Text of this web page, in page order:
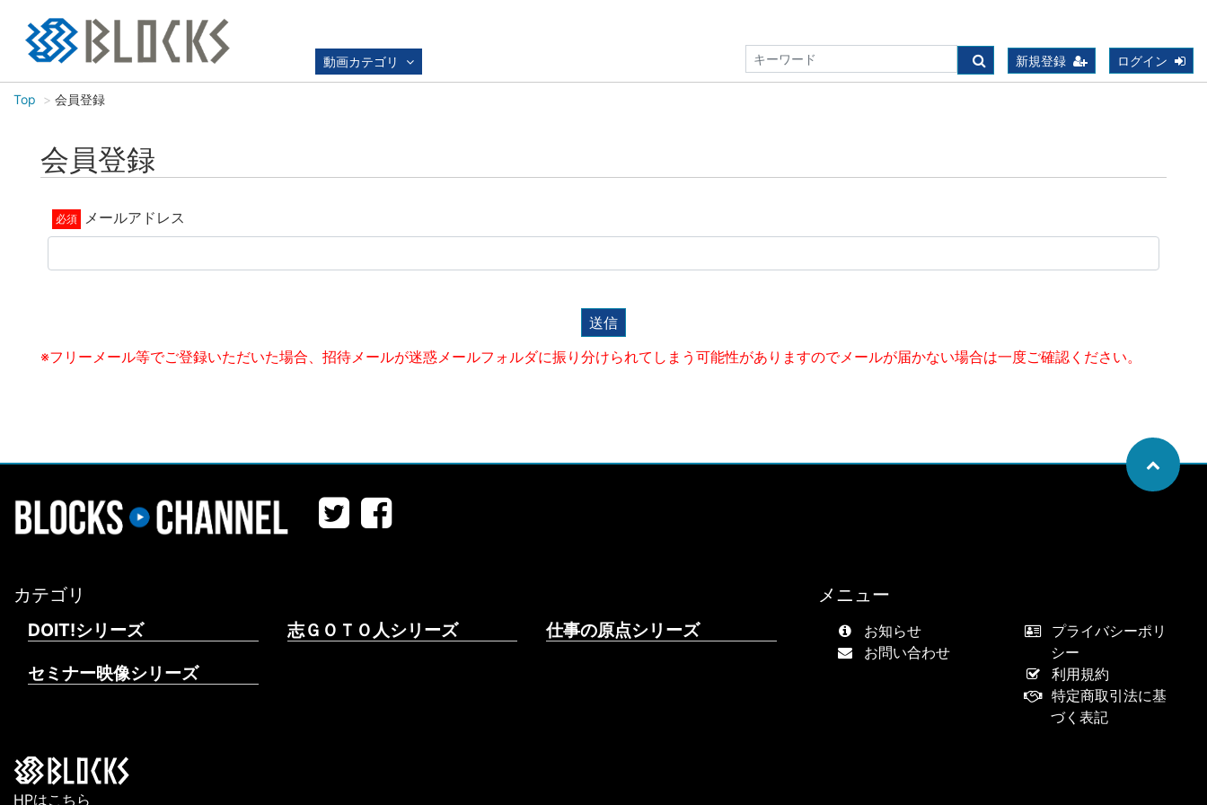
動画カテゴリ 新規登録 ログイン
Top 会員登録
会員登録
メールアドレス
送信
※フリーメール等でご登録いただいた場合、招待メールが迷惑メールフォルダに振り分けられてしまう可能性がありますのでメールが届かない場合は一度ご確認ください。
カテゴリ
DOIT!シリーズ
志ＧＯＴＯ人シリーズ
仕事の原点シリーズ
セミナー映像シリーズ
メニュー
お知らせ
お問い合わせ
プライバシーポリ
シー
利用規約
特定商取引法に基
づく表記
HPはこちら